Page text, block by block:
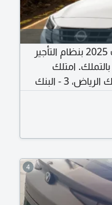
نيسان صني ستاندر، الشكل الجديد، جميع الفئات 2025 بنظام التأجير
امتلك
سيارتك الآن. في التعاون مع 1 - بنك الراجحي، 2 - بنك الرياض، 3 - البنك
4